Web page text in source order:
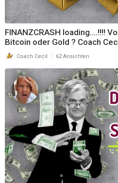
FINANZCRASH loading....!!!!
Bitcoin oder Gold ? Coach
Coach Cecil | 62 Ansichten